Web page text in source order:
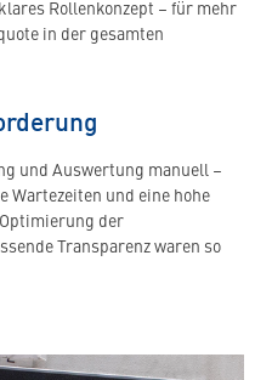
Rollenkonzept – für mehr
in der gesamten
und Auswertung manuell –
Wartezeiten und eine hohe
der
Transparenz waren so